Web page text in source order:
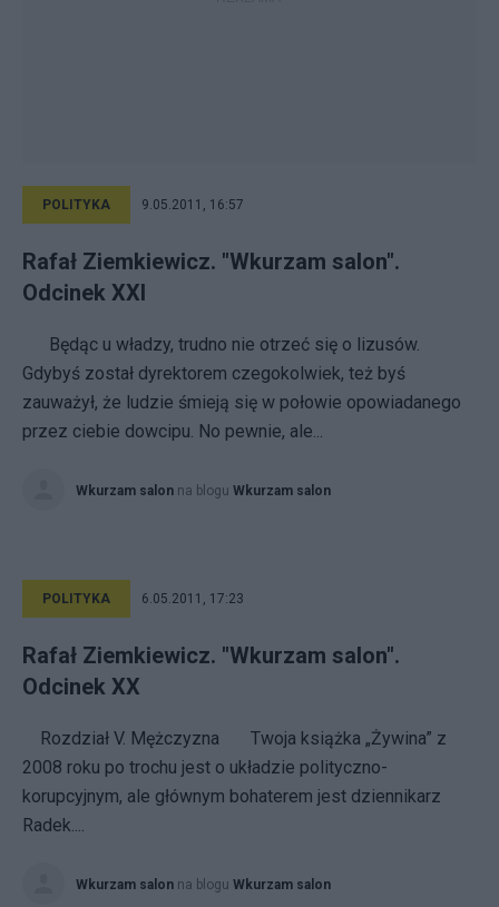
POLITYKA 9.05.2011, 16:57
Rafał Ziemkiewicz. "Wkurzam salon".
Odcinek XXI
Będąc u władzy, trudno nie otrzeć się o lizusów.
Gdybyś został dyrektorem czegokolwiek, też byś
zauważył, że ludzie śmieją się w połowie opowiadanego
przez ciebie dowcipu. No pewnie, ale...
Wkurzam salon na blogu Wkurzam salon
POLITYKA 6.05.2011, 17:23
Rafał Ziemkiewicz. "Wkurzam salon".
Odcinek XX
Rozdział V. Mężczyzna Twoja książka „Żywina” z
2008 roku po trochu jest o układzie polityczno-
korupcyjnym, ale głównym bohaterem jest dziennikarz
Radek....
Wkurzam salon na blogu Wkurzam salon